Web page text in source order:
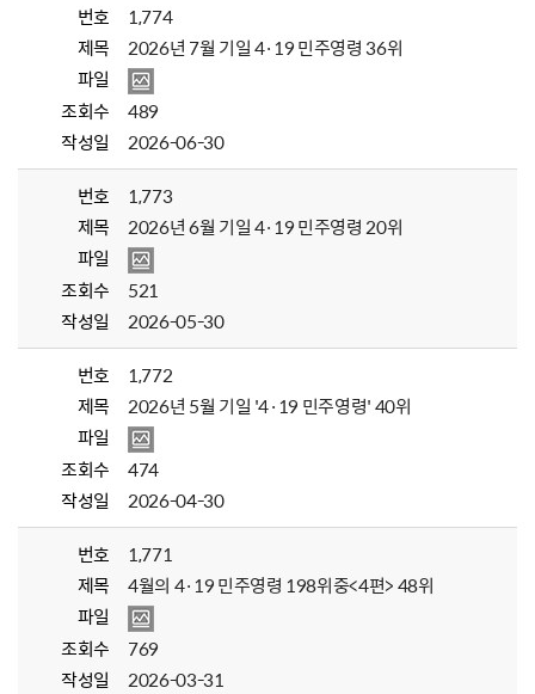
번호
1,774
제목
2026년 7월 기일 4·19 민주영령 36위
파일
조회수
489
작성일
2026-06-30
번호
1,773
제목
2026년 6월 기일 4·19 민주영령 20위
파일
조회수
521
작성일
2026-05-30
번호
1,772
제목
2026년 5월 기일 '4·19 민주영령' 40위
파일
조회수
474
작성일
2026-04-30
번호
1,771
제목
4월의 4·19 민주영령 198위중<4편> 48위
파일
조회수
769
작성일
2026-03-31